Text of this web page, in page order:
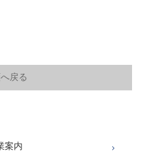
戻る
案内